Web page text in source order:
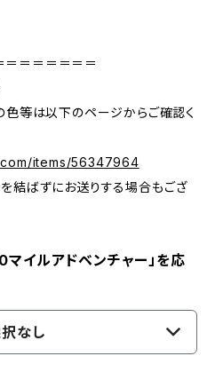
＝＝＝＝＝＝＝
色等は以下のページからご確認く
items/56347964
結ばずにお送りする場合もござ
マイルアドベンチャー」を応
なし